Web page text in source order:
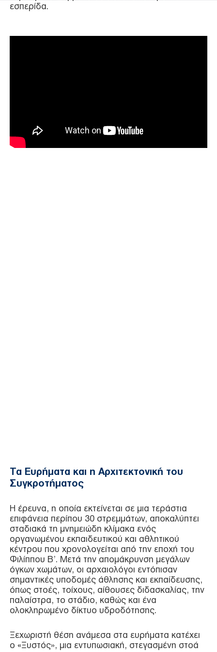
εσπερίδα.
Τα Ευρήματα και η Αρχιτεκτονική του
Συγκροτήματος
Η έρευνα, η οποία εκτείνεται σε μια τεράστια
επιφάνεια περίπου 30 στρεμμάτων, αποκαλύπτει
σταδιακά τη μνημειώδη κλίμακα ενός
οργανωμένου εκπαιδευτικού και αθλητικού
κέντρου που χρονολογείται από την εποχή του
Φιλίππου Β’. Μετά την απομάκρυνση μεγάλων
όγκων χωμάτων, οι αρχαιολόγοι εντόπισαν
σημαντικές υποδομές άθλησης και εκπαίδευσης,
όπως στοές, τοίχους, αίθουσες διδασκαλίας, την
παλαίστρα, το στάδιο, καθώς και ένα
ολοκληρωμένο δίκτυο υδροδότησης.
Ξεχωριστή θέση ανάμεσα στα ευρήματα κατέχει
ο «Ξυστός», μια εντυπωσιακή, στεγασμένη στοά